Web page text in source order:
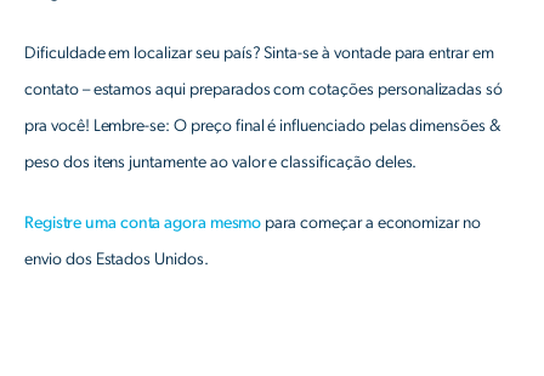
Dificuldade em localizar seu país? Sinta-se à vontade para entrar em
contato – estamos aqui preparados com cotações personalizadas só
pra você! Lembre-se: O preço final é influenciado pelas dimensões &
peso dos itens juntamente ao valor e classificação deles.
Registre uma conta agora mesmo para começar a economizar no
envio dos Estados Unidos.